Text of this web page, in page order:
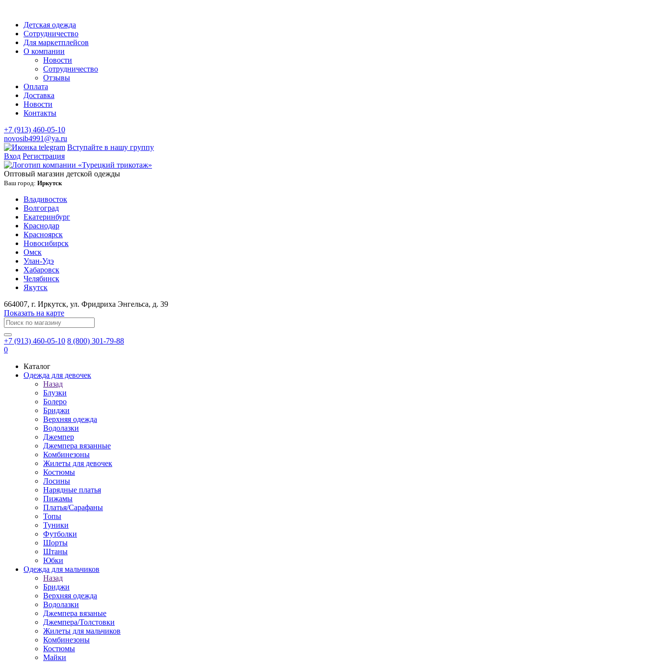
Детская одежда
Сотрудничество
Для маркетплейсов
О компании
Новости
Сотрудничество
Отзывы
Оплата
Доставка
Новости
Контакты
+7 (913) 460-05-10
novosib4991@ya.ru
Вступайте в нашу группу
Вход Регистрация
Оптовый магазин детской одежды
Ваш город: Иркутск
Владивосток
Волгоград
Екатеринбург
Краснодар
Красноярск
Новосибирск
Омск
Улан-Удэ
Хабаровск
Челябинск
Якутск
664007, г. Иркутск, ул. ​Фридриха Энгельса, д. 39
Показать на карте
+7 (913) 460-05-10 8 (800) 301-79-88
0
Каталог
Одежда для девочек
Назад
Блузки
Болеро
Бриджи
Верхняя одежда
Водолазки
Джемпер
Джемпера вязанные
Комбинезоны
Жилеты для девочек
Костюмы
Лосины
Нарядные платья
Пижамы
Платья/Сарафаны
Топы
Туники
Футболки
Шорты
Штаны
Юбки
Одежда для мальчиков
Назад
Бриджи
Верхняя одежда
Водолазки
Джемпера вязаные
Джемпера/Толстовки
Жилеты для мальчиков
Комбинезоны
Костюмы
Майки